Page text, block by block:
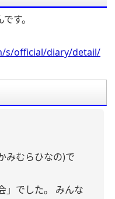
す。
s/official/diary/detail/
みむらひなの)で
でした。
みんな